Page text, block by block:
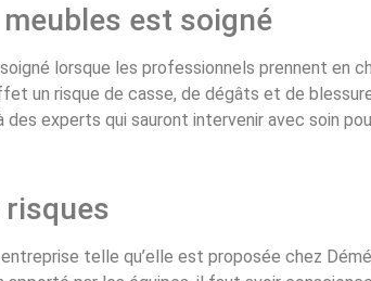
est soigné
lorsque les professionnels prennent en
un risque de casse, de dégâts et de
experts qui sauront intervenir avec soin
risques
entreprise telle qu’elle est proposée chez